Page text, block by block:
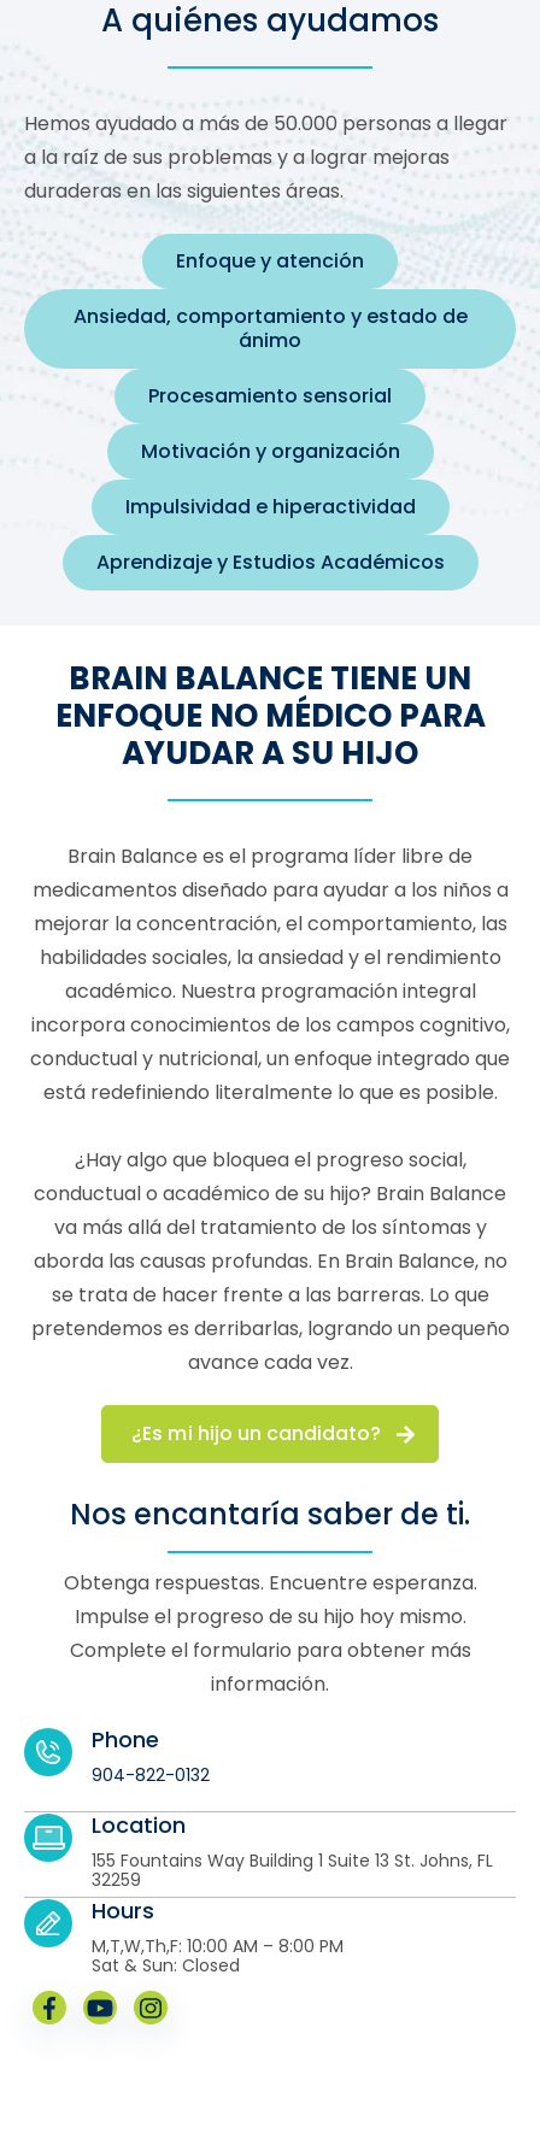
A quiénes ayudamos
Hemos ayudado a más de 50.000 personas a llegar
a la raíz de sus problemas y a lograr mejoras
duraderas en las siguientes áreas.
Enfoque y atención
Ansiedad, comportamiento y estado de
ánimo
Procesamiento sensorial
Motivación y organización
Impulsividad e hiperactividad
Aprendizaje y Estudios Académicos
BRAIN BALANCE TIENE UN
ENFOQUE NO MÉDICO PARA
AYUDAR A SU HIJO
Brain Balance es el programa líder libre de
medicamentos diseñado para ayudar a los niños a
mejorar la concentración, el comportamiento, las
habilidades sociales, la ansiedad y el rendimiento
académico. Nuestra programación integral
incorpora conocimientos de los campos cognitivo,
conductual y nutricional, un enfoque integrado que
está redefiniendo literalmente lo que es posible.
¿Hay algo que bloquea el progreso social,
conductual o académico de su hijo? Brain Balance
va más allá del tratamiento de los síntomas y
aborda las causas profundas. En Brain Balance, no
se trata de hacer frente a las barreras. Lo que
pretendemos es derribarlas, logrando un pequeño
avance cada vez.
¿Es mi hijo un candidato?
Nos encantaría saber de ti.
Obtenga respuestas. Encuentre esperanza.
Impulse el progreso de su hijo hoy mismo.
Complete el formulario para obtener más
información.
Location
155 Fountains Way Building 1 Suite 13 St. Johns, FL
32259
Phone
904-822-0132
Hours
M,T,W,Th,F: 10:00 AM – 8:00 PM
Sat & Sun: Closed